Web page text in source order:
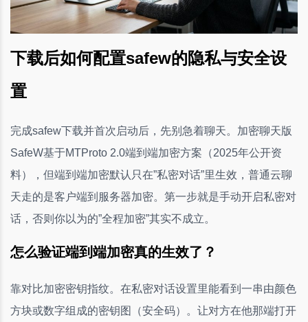
下载后如何配置safew的隐私与安全设
置
完成safew下载并首次启动后，先别急着聊天。加密聊天版
SafeW基于MTProto 2.0端到端加密方案（2025年公开资
料），但端到端加密默认只在”私密对话”里生效，普通云聊
天走的是客户端到服务器加密。第一步就是手动开启私密对
话，否则你以为的”全程加密”其实不成立。
怎么验证端到端加密真的生效了？
靠对比加密密钥指纹。在私密对话设置里能看到一串由颜色
方块或数字组成的密钥图（安全码）。让对方在他那端打开